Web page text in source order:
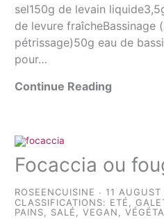
sel150g de levain
de levure fraîcheBassinage
pétrissage)50g eau de
pour…
Continue Reading
Focaccia ou
ROSEENCUISINE
11
CLASSIFICATIONS: ETÉ,
PAINS, SALÉ,VEGAN,